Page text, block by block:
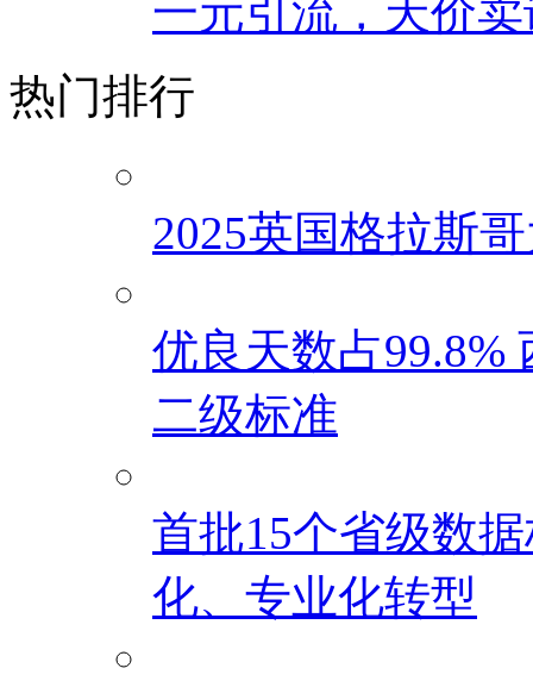
一元引流，天价
热门排行
2025英国格拉斯
优良天数占99.8%
二级标准
首批15个省级数
化、专业化转型